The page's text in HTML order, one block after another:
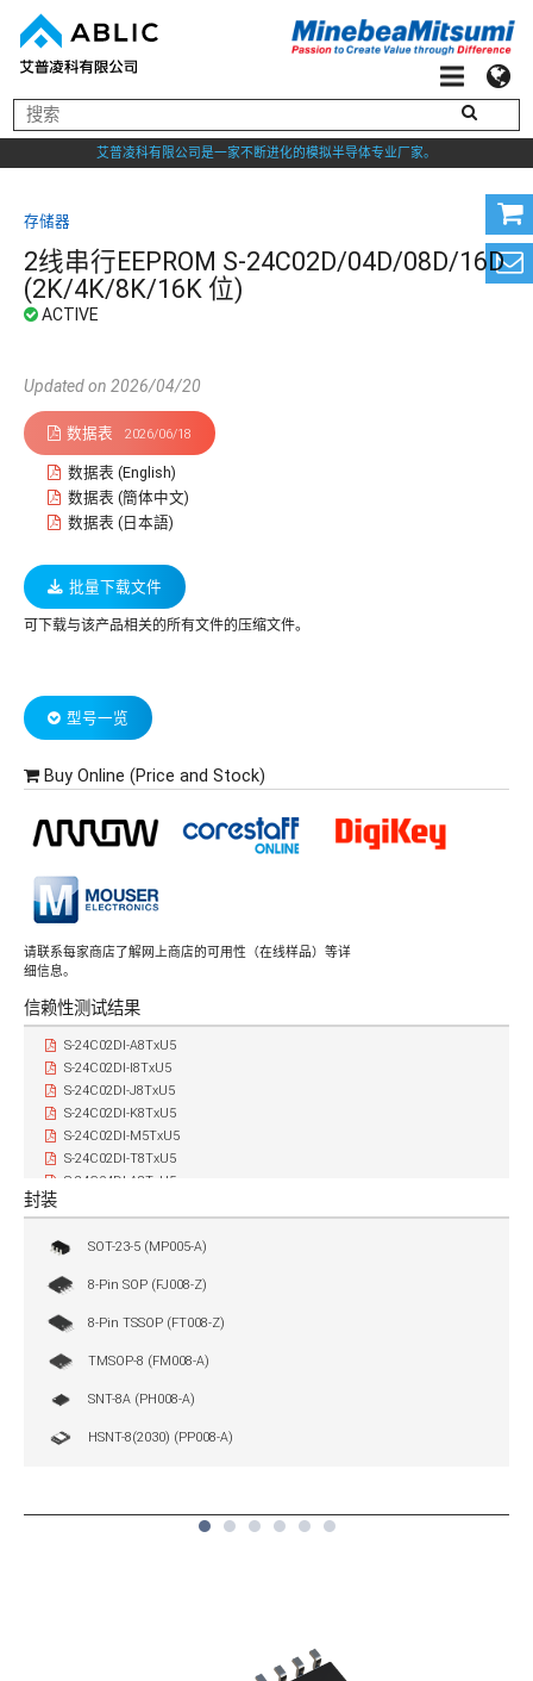
艾普凌科有限公司是一家不断进化的模拟半导体专业厂家。
存储器
2线串行EEPROM S-24C02D/04D/08D/16D
(2K/4K/8K/16K 位)
Updated on 2026/04/20
数据表 2026/06/18
数据表 (English)
数据表 (簡体中文)
数据表 (日本語)
批量下载文件
可下载与该产品相关的所有文件的压缩文件。
型号一览
Buy Online (Price and Stock)
请联系每家商店了解网上商店的可用性（在线样品）等详
细信息。
信赖性测试结果
S-24C02DI-A8TxU5
S-24C02DI-I8TxU5
S-24C02DI-J8TxU5
S-24C02DI-K8TxU5
S-24C02DI-M5TxU5
S-24C02DI-T8TxU5
S-24C04DI-A8TxU5
S-24C04DI-K8TxU5
S-24C04DI-T8TxU5
S-24C08DI-A8TxU5
S-24C08DI-J8TxU5
S-24C08DI-M5TxU5
S-24C08DI-T8TxU5
S-24C16DI-K8TxU5
封装
SOT-23-5 (MP005-A)
8-Pin SOP (FJ008-Z)
8-Pin TSSOP (FT008-Z)
TMSOP-8 (FM008-A)
SNT-8A (PH008-A)
HSNT-8(2030) (PP008-A)
1 2 3 4 5 6